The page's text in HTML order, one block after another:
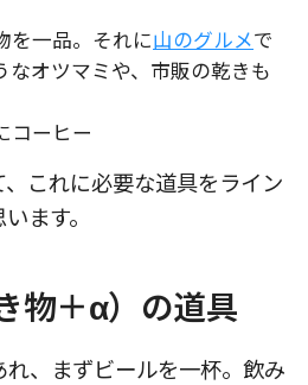
を一品。それに山のグルメで
なオツマミや、市販の乾きも
コーヒー
これに必要な道具をライン
ます。
物＋α）の道具
、まずビールを一杯。飲み